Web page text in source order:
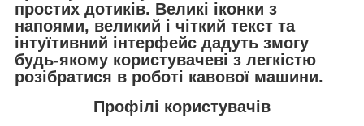
простих дотиків. Великі іконки з
напоями, великий і чіткий текст та
інтуїтивний інтерфейс дадуть змогу
будь-якому користувачеві з легкістю
розібратися в роботі кавової машини.
Профілі користувачів